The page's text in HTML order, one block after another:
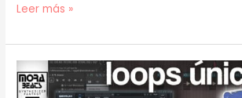
[
]
Cómo
Hacer
Leer más »